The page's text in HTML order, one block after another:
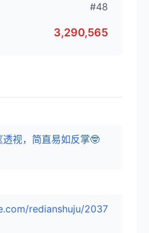
#48
3,290,565
视，简直易如反掌🤓
redianshuju/2037